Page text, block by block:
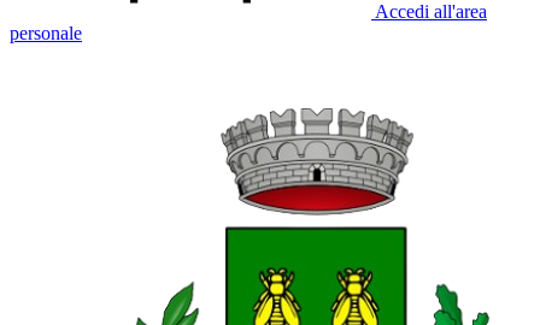
Accedi all'area
personale